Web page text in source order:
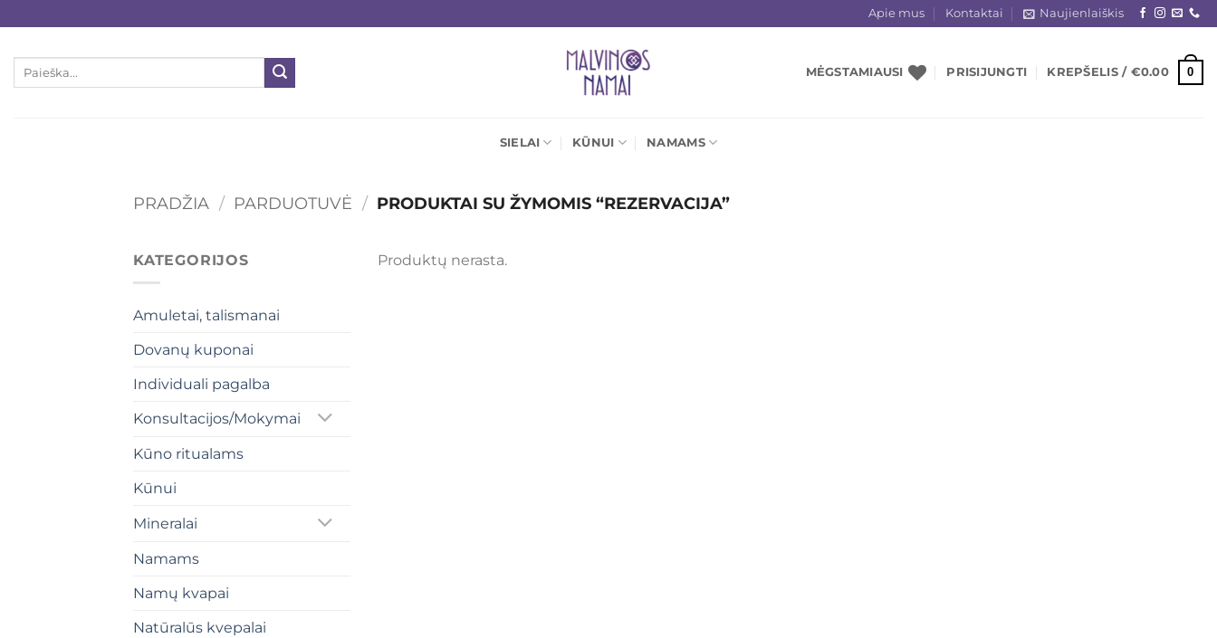
to
content
Apie mus Kontaktai Naujienlaiškis
Ieškoti:
MĖGSTAMIAUSI PRISIJUNGTI KREPŠELIS / €0.00 0
SIELAI KŪNUI NAMAMS
PRADŽIA / PARDUOTUVĖ / PRODUKTAI SU ŽYMOMIS “REZERVACIJA”
KATEGORIJOS
Amuletai, talismanai
Dovanų kuponai
Individuali pagalba
Konsultacijos/Mokymai
Kūno ritualams
Kūnui
Mineralai
Namams
Namų kvapai
Natūralūs kvepalai
Produktų nerasta.